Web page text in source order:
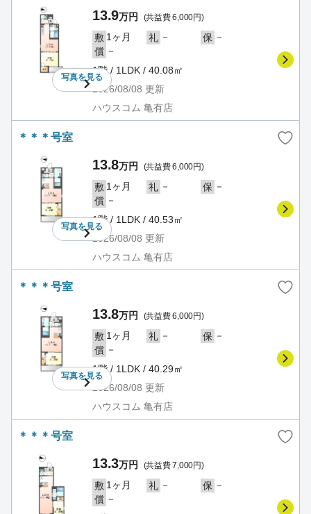
写真を見る
13.9万円 (共益費 6,000円)
敷 1ヶ月 礼 － 保 －
償 －
1階 / 1LDK / 40.08㎡
2026/08/08 更新
ハウスコム 亀有店
＊＊＊号室
写真を見る
13.8万円 (共益費 6,000円)
敷 1ヶ月 礼 － 保 －
償 －
1階 / 1LDK / 40.53㎡
2026/08/08 更新
ハウスコム 亀有店
＊＊＊号室
写真を見る
13.8万円 (共益費 6,000円)
敷 1ヶ月 礼 － 保 －
償 －
1階 / 1LDK / 40.29㎡
2026/08/08 更新
ハウスコム 亀有店
＊＊＊号室
13.3万円 (共益費 7,000円)
敷 1ヶ月 礼 － 保 －
償 －